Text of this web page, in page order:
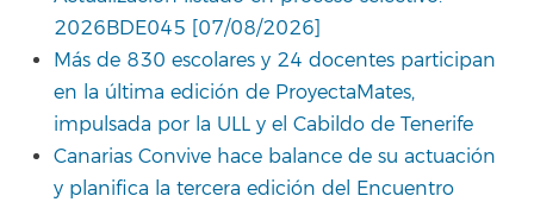
2026BDE045 [07/08/2026]
Más de 830 escolares y 24 docentes participan
en la última edición de ProyectaMates,
impulsada por la ULL y el Cabildo de Tenerife
Canarias Convive hace balance de su actuación
y planifica la tercera edición del Encuentro